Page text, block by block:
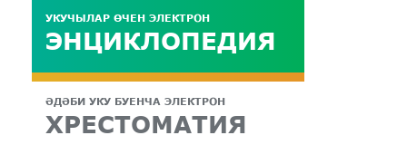
УКУЧЫЛАР ӨЧЕН ЭЛЕКТРОН
ЭНЦИКЛОПЕДИЯ
ӘДӘБИ УКУ БУЕНЧА ЭЛЕКТРОН
ХРЕСТОМАТИЯ